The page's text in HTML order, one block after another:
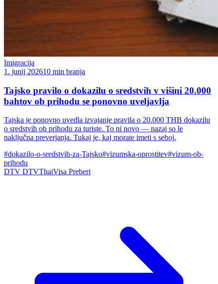
Imigracija
1. junij 202610 min branja
Tajsko pravilo o dokazilu o sredstvih v višini 20.000
bahtov ob prihodu se ponovno uveljavlja
Tajska je ponovno uvedla izvajanje pravila o 20.000 THB dokazilu
o sredstvih ob prihodu za turiste. To ni novo — nazaj so le
naključna preverjanja. Tukaj je, kaj morate imeti s seboj.
#dokazilo-o-sredstvih-za-Tajsko#vizumska-oprostitev#vizum-ob-
prihodu
DTV DTVThaiVisa Preberi